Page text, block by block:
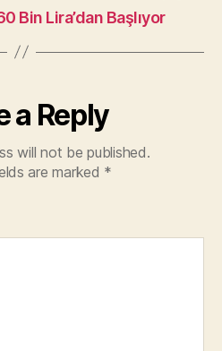
Bin Lira’dan Başlıyor
a Reply
will not be published.
are marked *